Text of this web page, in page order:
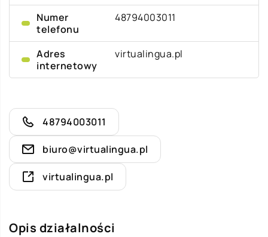
Numer
telefonu
48794003011
Adres
internetowy
virtualingua.pl
48794003011
biuro@virtualingua.pl
virtualingua.pl
Opis działalności